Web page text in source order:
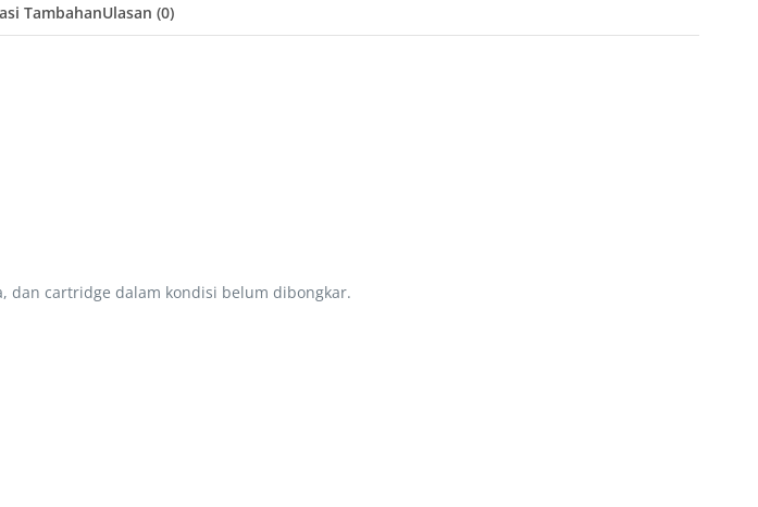
TambahanUlasan (0)
dan cartridge dalam kondisi belum dibongkar.